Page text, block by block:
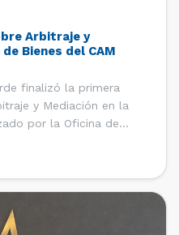
Arbitraje y
Bienes del CAM
finalizó la primera
y Mediación en la
por la Oficina de
la Cámara de Comercio
contó con […]